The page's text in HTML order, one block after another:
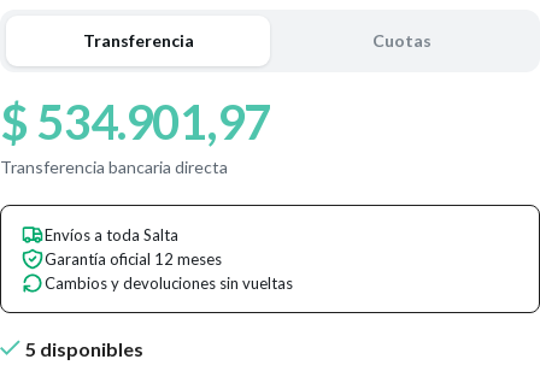
Transferencia Cuotas
$ 534.901,97
Transferencia bancaria directa
Envíos a toda Salta
Garantía oficial 12 meses
Cambios y devoluciones sin vueltas
5 disponibles